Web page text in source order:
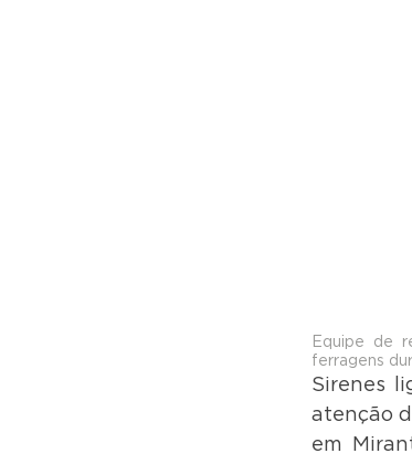
Equipe de
ferragens
Sirenes
atenção
em